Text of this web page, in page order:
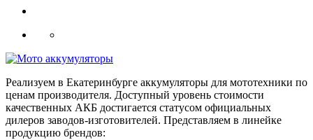
Реализуем в Екатеринбурге аккумуляторы для мототехники по
ценам производителя. Доступный уровень стоимости
качественных АКБ достигается статусом официальных
дилеров заводов-изготовителей. Представляем в линейке
продукцию брендов: